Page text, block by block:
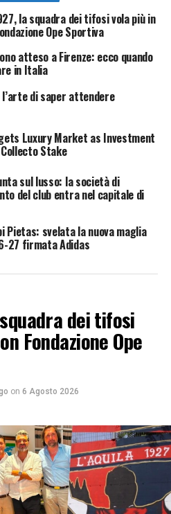
la squadra dei tifosi vola più in
Ope Sportiva
atteso a Firenze: ecco quando
in Italia
l’arte di saper attendere
Luxury Market as Investment
Stake
sul lusso: la società di
del club entra nel capitale di
Pietas: svelata la nuova maglia
27 firmata Adidas
dei tifosi
Fondazione Ope
on 6 Agosto 2026